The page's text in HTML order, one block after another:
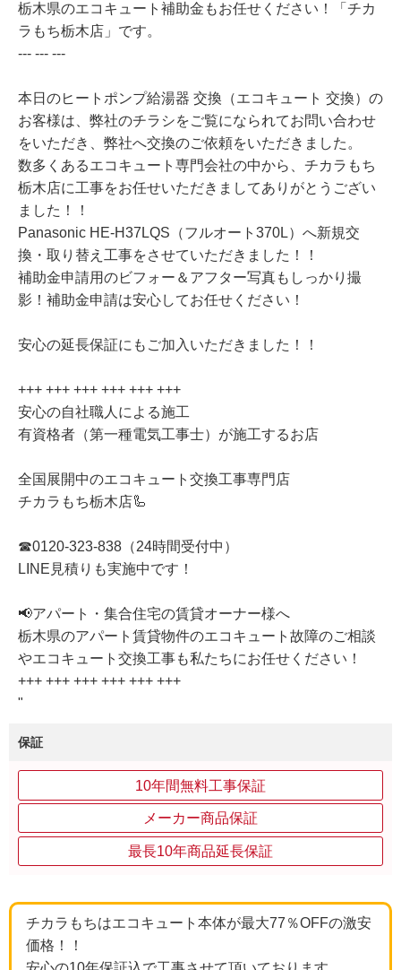
栃木県のエコキュート補助金もお任せください！「チカ
ラもち栃木店」です。
--- --- ---
本日のヒートポンプ給湯器 交換（エコキュート 交換）の
お客様は、弊社のチラシをご覧になられてお問い合わせ
をいただき、弊社へ交換のご依頼をいただきました。
数多くあるエコキュート専門会社の中から、チカラもち
栃木店に工事をお任せいただきましてありがとうござい
ました！！
Panasonic HE-H37LQS（フルオート370L）へ新規交
換・取り替え工事をさせていただきました！！
補助金申請用のビフォー＆アフター写真もしっかり撮
影！補助金申請は安心してお任せください！
安心の延長保証にもご加入いただきました！！
+++ +++ +++ +++ +++ +++
安心の自社職人による施工
有資格者（第一種電気工事士）が施工するお店
全国展開中のエコキュート交換工事専門店
チカラもち栃木店🦾
☎0120-323-838（24時間受付中）
LINE見積りも実施中です！
📢アパート・集合住宅の賃貸オーナー様へ
栃木県のアパート賃貸物件のエコキュート故障のご相談
やエコキュート交換工事も私たちにお任せください！
+++ +++ +++ +++ +++ +++
"
保証
10年間無料工事保証
メーカー商品保証
最長10年商品延長保証
チカラもちはエコキュート本体が最大77％OFFの激安
価格！！